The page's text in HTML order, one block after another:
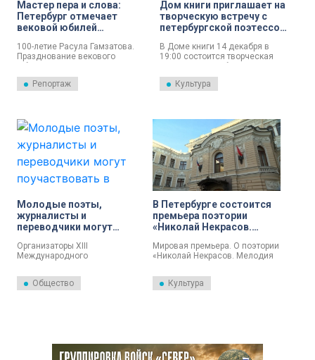
музее-усадьбе Суйда (имение
Абрама Ганнибала), музее
«Домик няни А. С. Пушкина» и в
усадьбе «Приютино».
Мастер пера и слова:
Петербург отмечает
вековой юбилей
Расула Гамзатова
100-летие Расула Гамзатова.
Празднование векового
юбилея со дня рождения
дагестанского поэта и
прозаика открылось в
многих мероприятий по всей
стране, где будут читать стихи
и ставить спектакли в честь
выдающегося писателя и
общественного деятеля,
почетного доктора Санкт-
Петербургского
университета.
Репортаж
Дом книги приглашает на
творческую встречу с
петербургской поэтессой
В Доме книги 14 декабря в
19:00 состоится творческая
встреча с петербургской
поэтессой Люсей Моренцовой,
президентом фонда «Поэзия
Культура
Молодые поэты,
журналисты и
переводчики могут
творческом конкурсе
Организаторы XIII
Международного
конкурса имени К.Р.
приглашают молодых поэтов,
Общество
В Петербурге состоится
премьера поэтории
«Николай Некрасов.
Мировая премьера. О поэтории
«Николай Некрасов. Мелодия
журналистам.
Культура